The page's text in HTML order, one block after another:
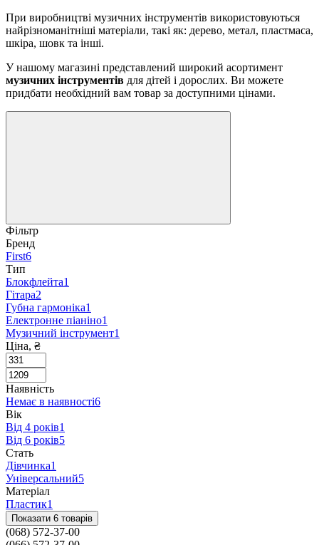
При виробництві музичних інструментів використовуються
найрізноманітніші матеріали, такі як: дерево, метал, пластмаса,
шкіра, шовк та інші.
У нашому магазині представлений широкий асортимент
музичних інструментів для дітей і дорослих. Ви можете
придбати необхідний вам товар за доступними цінами.
Фільтр
Бренд
First6
Тип
Блокфлейта1
Гітара2
Губна гармоніка1
Електронне піаніно1
Музичний інструмент1
Ціна, ₴
Наявність
Немає в наявності6
Вік
Від 4 років1
Від 6 років5
Стать
Дівчинка1
Універсальний5
Матеріал
Пластик1
Показати 6 товарів
(068) 572-37-00